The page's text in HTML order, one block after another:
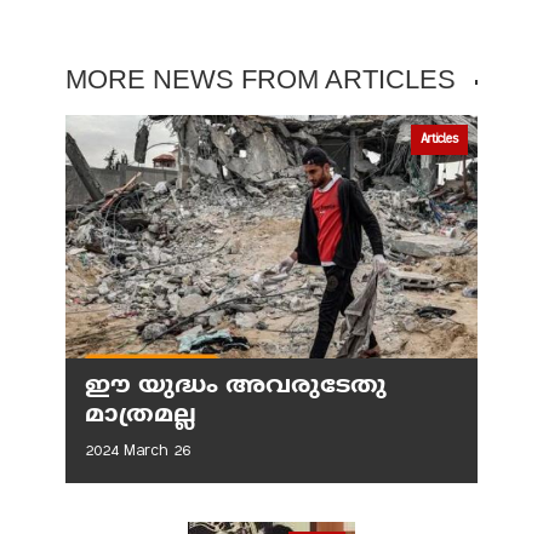
MORE NEWS FROM ARTICLES
Articles
ഈ യുദ്ധം അവരുടേതു
മാത്രമല്ല
2024 March 26